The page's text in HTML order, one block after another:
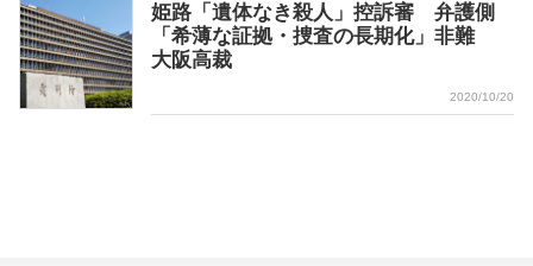
姫路「遺体なき殺人」控訴審 弁護側
「希薄な証拠・捜査の長期化」非難
大阪高裁
2020/10/20